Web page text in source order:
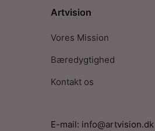
Artvision
Vores Mission
Bæredygtighed
Kontakt os
E-mail: info@artvision.dk